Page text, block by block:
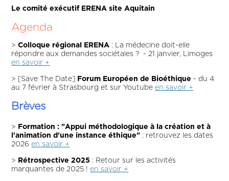
Le comité exécutif ERENA site Aquitain
Agenda
>Colloque régional ERENA : La médecine doit-elle
répondre aux demandes sociétales ? - 21 janvier, Limoges
en savoir +
> [Save The Date] Forum Européen de Bioéthique - du 4
au 7 février à Strasbourg et sur Youtubeen savoir +
Brèves
> Formation : "Appui méthodologique à la création et à
l'animation d'une instance éthique" : retrouvez les dates
2026en savoir +
> Rétrospective 2025 : Retour sur les activités
marquantes de 2025 !en savoir +